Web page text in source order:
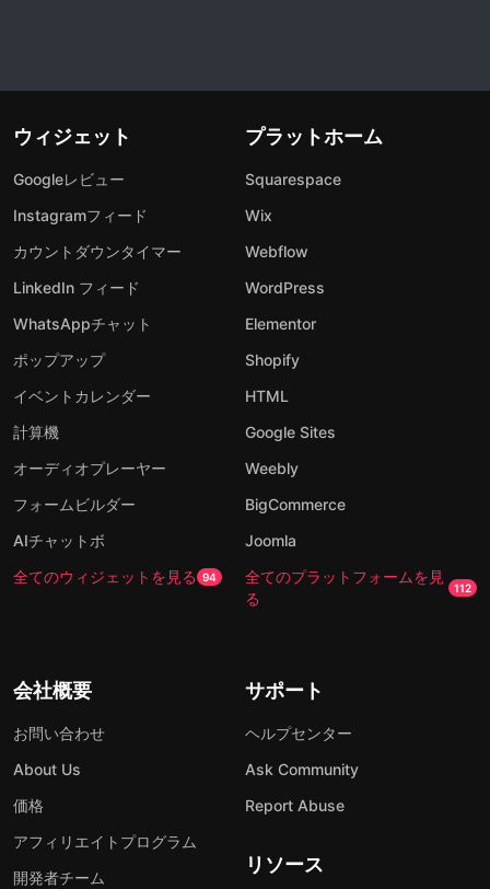
ウィジェット
Googleレビュー
Instagramフィード
カウントダウンタイマー
LinkedIn フィード
WhatsAppチャット
ポップアップ
イベントカレンダー
計算機
オーディオプレーヤー
フォームビルダー
AIチャットボ
全てのウィジェットを見る 94
プラットホーム
Squarespace
Wix
Webflow
WordPress
Elementor
Shopify
HTML
Google Sites
Weebly
BigCommerce
Joomla
全てのプラットフォームを見
る
112
会社概要
お問い合わせ
About Us
価格
アフィリエイトプログラム
開発者チーム
サポート
ヘルプセンター
Ask Community
Report Abuse
リソース